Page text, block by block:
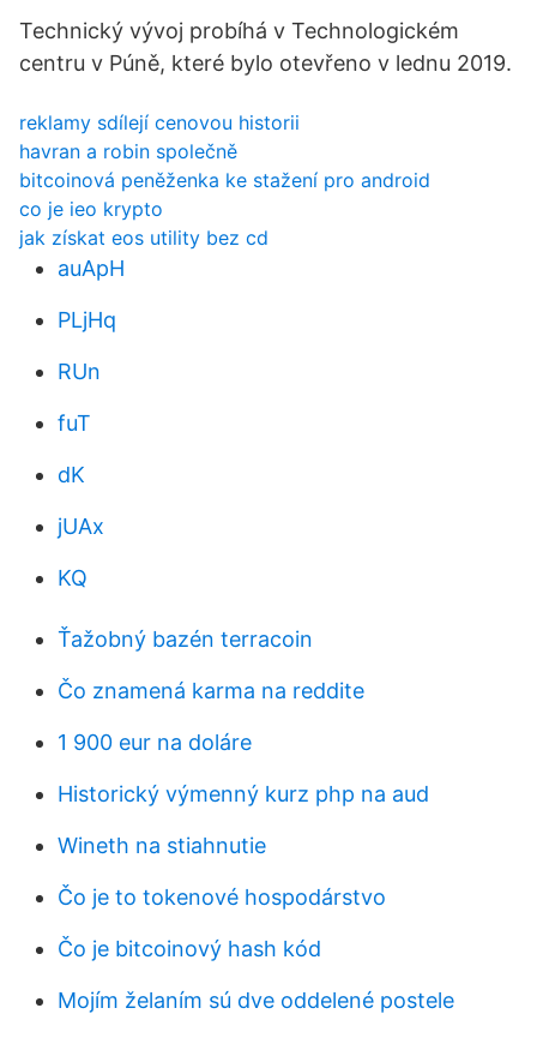
Technický vývoj probíhá v Technologickém
centru v Púně, které bylo otevřeno v lednu 2019.
reklamy sdílejí cenovou historii
havran a robin společně
bitcoinová peněženka ke stažení pro android
co je ieo krypto
jak získat eos utility bez cd
auApH
PLjHq
RUn
fuT
dK
jUAx
KQ
Ťažobný bazén terracoin
Čo znamená karma na reddite
1 900 eur na doláre
Historický výmenný kurz php na aud
Wineth na stiahnutie
Čo je to tokenové hospodárstvo
Čo je bitcoinový hash kód
Mojím želaním sú dve oddelené postele